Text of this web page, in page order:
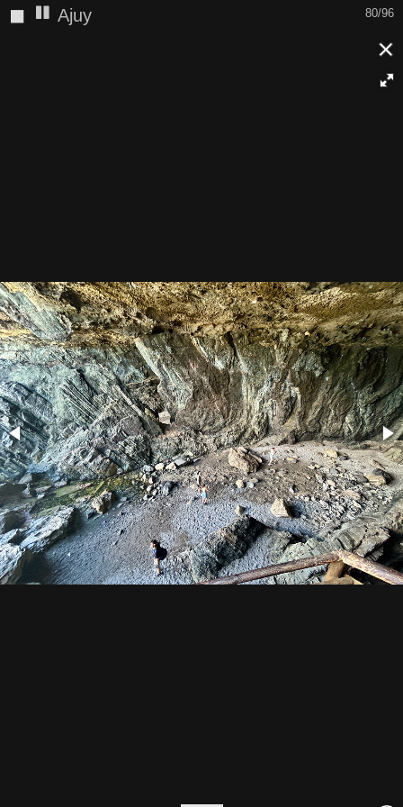
80/96
◼ Ajuy